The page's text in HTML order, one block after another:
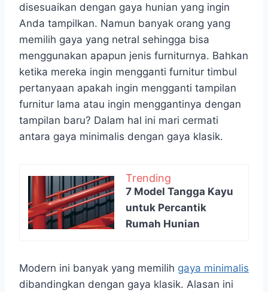
disesuaikan dengan gaya hunian yang ingin
Anda tampilkan. Namun banyak orang yang
memilih gaya yang netral sehingga bisa
menggunakan apapun jenis furniturnya. Bahkan
ketika mereka ingin mengganti furnitur timbul
pertanyaan apakah ingin mengganti tampilan
furnitur lama atau ingin menggantinya dengan
tampilan baru? Dalam hal ini mari cermati
antara gaya minimalis dengan gaya klasik.
Trending
7 Model Tangga Kayu
untuk Percantik
Rumah Hunian
Modern ini banyak yang memilih gaya minimalis
dibandingkan dengan gaya klasik. Alasan ini